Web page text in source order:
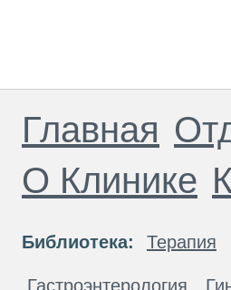
Главная
О Клинике
Библиотека: Терапия
Гастроэнтерология